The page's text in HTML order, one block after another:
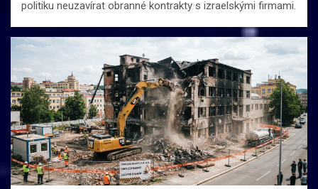
politiku neuzavírat obranné kontrakty s izraelskými firmami.